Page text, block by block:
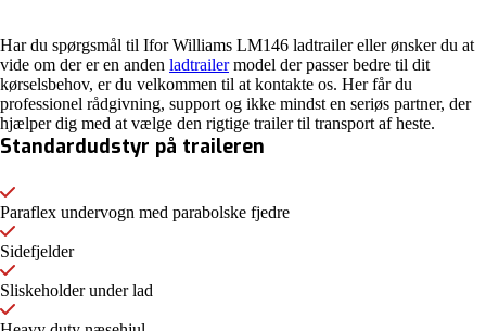
Har du spørgsmål til Ifor Williams LM146 ladtrailer eller ønsker du at
vide om der er en anden ladtrailermodel der passer bedre til dit
kørselsbehov, er du velkommen til at kontakte os. Her får du
professionel rådgivning, support og ikke mindst en seriøs partner, der
hjælper dig med at vælge den rigtige trailer til transport af heste.
Standardudstyr på traileren
Paraflex undervogn med parabolske fjedre
Sidefjelder
Sliskeholder under lad